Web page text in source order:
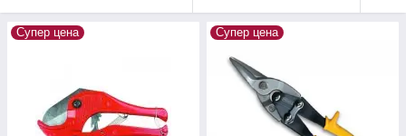
Супер цена Супер цена